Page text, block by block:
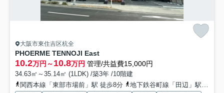
大阪市東住吉区杭全
PHOERME TENNOJI East
10.2万円～10.8万円 管理/共益費15,000円
34.63㎡～35.14㎡ (1LDK) /築3年 /10階建
関西本線「東部市場前」駅 徒歩8分
地下鉄谷町線「田辺」駅 徒歩25分